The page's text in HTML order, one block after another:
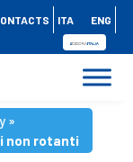
ITA ENG
»
non rotanti